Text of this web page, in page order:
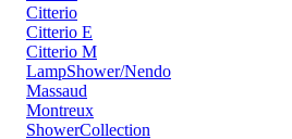
Citterio
Citterio E
Citterio M
LampShower/Nendo
Massaud
Montreux
ShowerCollection